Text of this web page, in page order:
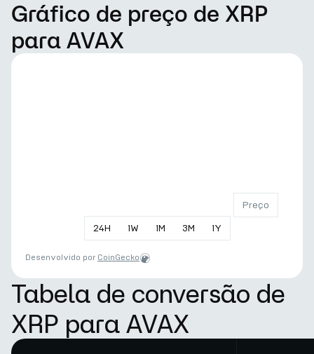
Gráfico de preço de XRP
para AVAX
24H 1W 1M 3M 1Y
Preço
Desenvolvido por CoinGecko
Tabela de conversão de
XRP para AVAX